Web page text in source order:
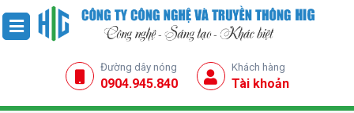
Đường dây nóng
0904.945.840
Khách hàng
Tài khoản